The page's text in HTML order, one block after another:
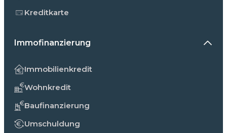
Kreditkarte
Immofinanzierung
Immobilienkredit
Wohnkredit
Baufinanzierung
Umschuldung